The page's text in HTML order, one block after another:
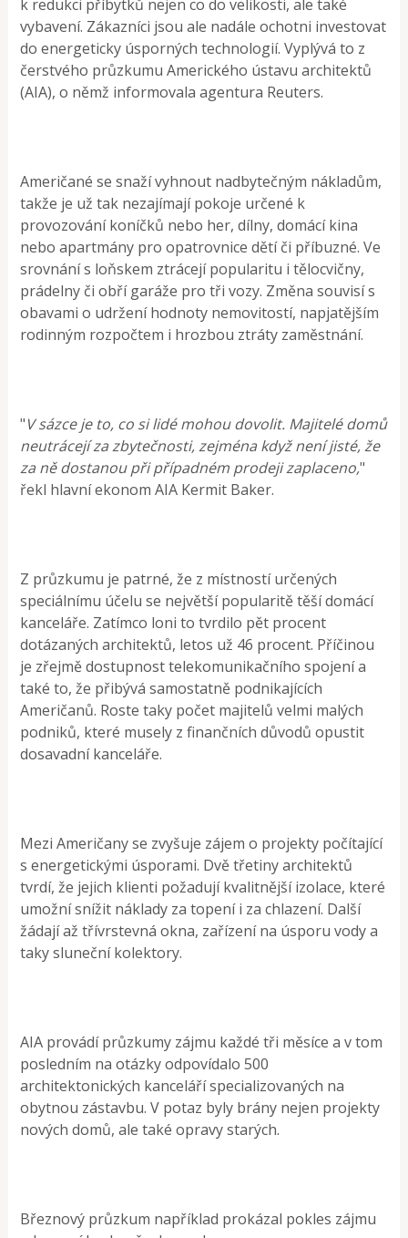
k redukci příbytků nejen co do velikosti, ale také
vybavení. Zákazníci jsou ale nadále ochotni investovat
do energeticky úsporných technologií. Vyplývá to z
čerstvého průzkumu Amerického ústavu architektů
(AIA), o němž informovala agentura Reuters.
Američané se snaží vyhnout nadbytečným nákladům,
takže je už tak nezajímají pokoje určené k
provozování koníčků nebo her, dílny, domácí kina
nebo apartmány pro opatrovnice dětí či příbuzné. Ve
srovnání s loňskem ztrácejí popularitu i tělocvičny,
prádelny či obří garáže pro tři vozy. Změna souvisí s
obavami o udržení hodnoty nemovitostí, napjatějším
rodinným rozpočtem i hrozbou ztráty zaměstnání.
"V sázce je to, co si lidé mohou dovolit. Majitelé domů
neutrácejí za zbytečnosti, zejména když není jisté, že
za ně dostanou při případném prodeji zaplaceno,"
řekl hlavní ekonom AIA Kermit Baker.
Z průzkumu je patrné, že z místností určených
speciálnímu účelu se největší popularitě těší domácí
kanceláře. Zatímco loni to tvrdilo pět procent
dotázaných architektů, letos už 46 procent. Příčinou
je zřejmě dostupnost telekomunikačního spojení a
také to, že přibývá samostatně podnikajících
Američanů. Roste taky počet majitelů velmi malých
podniků, které musely z finančních důvodů opustit
dosavadní kanceláře.
Mezi Američany se zvyšuje zájem o projekty počítající
s energetickými úsporami. Dvě třetiny architektů
tvrdí, že jejich klienti požadují kvalitnější izolace, které
umožní snížit náklady za topení i za chlazení. Další
žádají až třívrstevná okna, zařízení na úsporu vody a
taky sluneční kolektory.
AIA provádí průzkumy zájmu každé tři měsíce a v tom
posledním na otázky odpovídalo 500
architektonických kanceláří specializovaných na
obytnou zástavbu. V potaz byly brány nejen projekty
nových domů, ale také opravy starých.
Březnový průzkum například prokázal pokles zájmu